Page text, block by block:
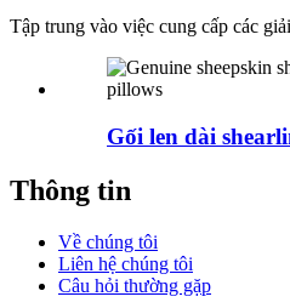
Tập trung vào việc cung cấp các
Gối len dài
Thông tin
Về chúng tôi
Liên hệ chúng tôi
Câu hỏi thường gặp